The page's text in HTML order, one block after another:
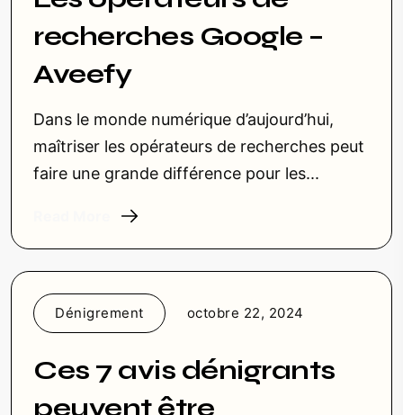
recherches Google –
Aveefy
Dans le monde numérique d’aujourd’hui,
maîtriser les opérateurs de recherches peut
faire une grande différence pour les...
Dénigrement octobre 22, 2024
Ces 7 avis dénigrants
peuvent être